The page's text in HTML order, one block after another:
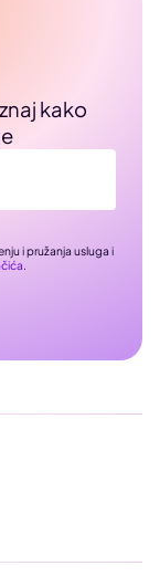
kako
i pružanja usluga i